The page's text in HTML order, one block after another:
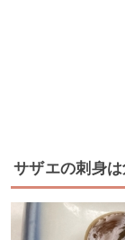
サザエの刺身